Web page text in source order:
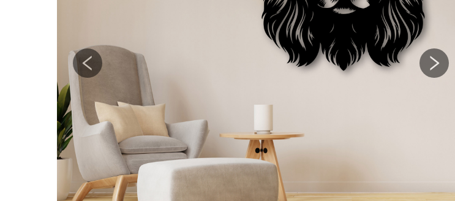
Previous Next